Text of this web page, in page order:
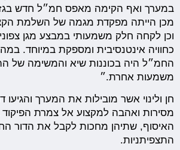
במערך ואף הקימה מאפס חמ״ל חדש
מכן הייתה מפקדת מגמה של השלמת
וכן לקחה חלק משמעותי במבצע מגן צפוני:
כחוויה אינטנסיבית ומספקת במיוחד.
החמ״ל היה בכוננות שיא והמשימה של
משמעות אחרת.״
חן ולינוי אשר מובילות את המערך
האיסוף, שתיהן מחכות לקבל את הדור
התצפיתניות.